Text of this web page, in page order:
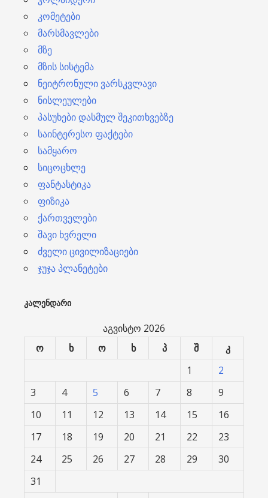
კომეტები
მარსმავლები
მზე
მზის სისტემა
ნეიტრონული ვარსკვლავი
ნისლეულები
პასუხები დასმულ შეკითხვებზე
საინტერესო ფაქტები
სამყარო
სიცოცხლე
ფანტასტიკა
ფიზიკა
ქართველები
შავი ხვრელი
ძველი ცივილიზაციები
ჯუჯა პლანეტები
ᲙᲐᲚᲔᲜᲓᲐᲠᲘ
აგვისტო 2026
ო
ხ ო ხ პ შ კ
1
2
3
4 5 6 7 8
9
10
11 12 13 14 15
16
17
18 19 20 21 22
23
24
25 26 27 28 29
30
31